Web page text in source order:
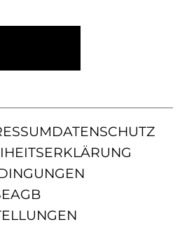
DATENSCHUTZ
AGB